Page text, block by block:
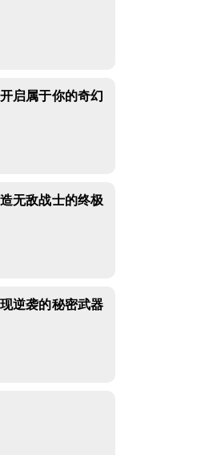
启属于你的奇幻
无敌战士的终极
逆袭的秘密武器